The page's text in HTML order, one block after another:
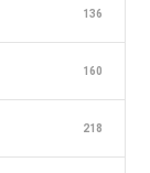
136
160
218